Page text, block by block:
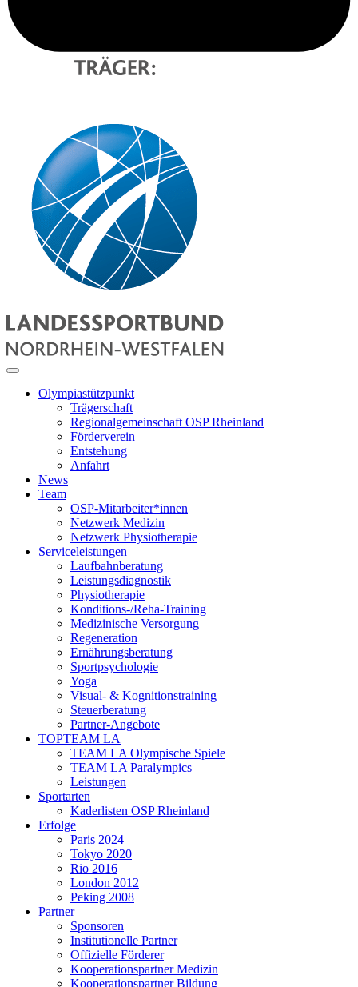
Olympiastützpunkt
Trägerschaft
Regionalgemeinschaft OSP Rheinland
Förderverein
Entstehung
Anfahrt
News
Team
OSP-Mitarbeiter*innen
Netzwerk Medizin
Netzwerk Physiotherapie
Serviceleistungen
Laufbahnberatung
Leistungsdiagnostik
Physiotherapie
Konditions-/Reha-Training
Medizinische Versorgung
Regeneration
Ernährungsberatung
Sportpsychologie
Yoga
Visual- & Kognitionstraining
Steuerberatung
Partner-Angebote
TOPTEAM LA
TEAM LA Olympische Spiele
TEAM LA Paralympics
Leistungen
Sportarten
Kaderlisten OSP Rheinland
Erfolge
Paris 2024
Tokyo 2020
Rio 2016
London 2012
Peking 2008
Partner
Sponsoren
Institutionelle Partner
Offizielle Förderer
Kooperationspartner Medizin
Kooperationspartner Bildung